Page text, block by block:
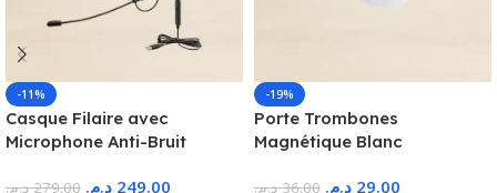
-11%
Casque Filaire avec
Microphone Anti-Bruit
279.00 د.م. 249.00 د.م.
-19%
Porte Trombones
Magnétique Blanc
36.00 د.م. 29.00 د.م.